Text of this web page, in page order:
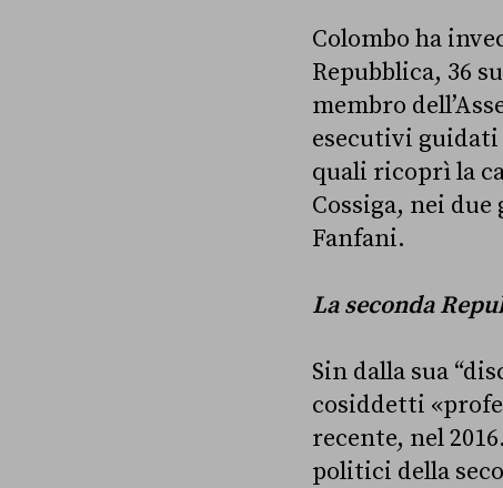
Colombo ha
Repubblica, 36
membro
esecutivi
quali ricoprì la
Cossiga, nei
Fanfani.
La seconda
Sin dalla sua
cosiddetti
recente, nel
politici della